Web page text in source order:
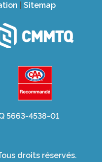
Sitemap
5663-4538-01
droits réservés.